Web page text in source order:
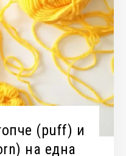
(puff) и
на една